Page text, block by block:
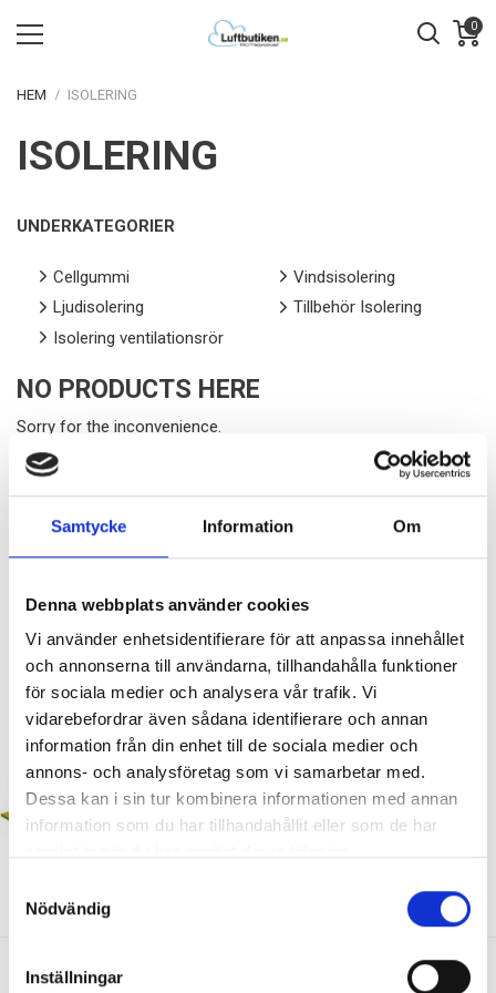
Samtycke Information Om
Denna webbplats använder cookies
Vi använder enhetsidentifierare för att anpassa innehållet
och annonserna till användarna, tillhandahålla funktioner
för sociala medier och analysera vår trafik. Vi
vidarebefordrar även sådana identifierare och annan
information från din enhet till de sociala medier och
annons- och analysföretag som vi samarbetar med.
Dessa kan i sin tur kombinera informationen med annan
information som du har tillhandahållit eller som de har
Nödvändig
Inställningar
0
HEM ISOLERING
ISOLERING
UNDERKATEGORIER
Cellgummi
Vindsisolering
Ljudisolering
Tillbehör Isolering
Isolering ventilationsrör
NO PRODUCTS HERE
Sorry for the inconvenience.
Vi arbetar just nu med att bredda sortimentet inom denna
kategori, har vi inte produkten du söker så är ni välkommen att
vindsisolering, Cellgummi isolering m.m. Inom kategorin
"cellgummi" kommer vi att tillhandahålla hela sortimentet för
kaimann produkter såsom kaiflex, kaisound ljudisolering,
kaifoam m.m.
Brandisolering för imkanaler m.m